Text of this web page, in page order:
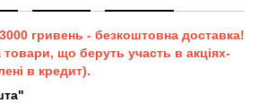
гривень - безкоштовна доставка!
що беруть участь в акціях-
в кредит).